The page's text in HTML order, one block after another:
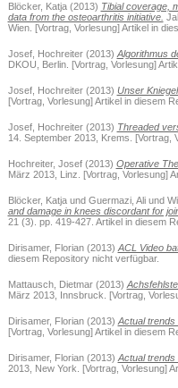
Blöcker, Katja(2013) Tibial coverage,
data from the osteoarthritis initiative.
Wien. [Vortrag, Vorlesung] Artikel in
Josef, Hochreiter(2013) Algorithmus
DKOU, Berlin. [Vortrag, Vorlesung]
Josef, Hochreiter(2013) Unser
[Vortrag, Vorlesung] Artikel in diesem
Josef, Hochreiter(2013) Threaded
14. September 2013, Krems. [Vortrag,
Hochreiter, Josef(2013) Operative
März 2013, Linz. [Vortrag, Vorlesung]
Blöcker, Katjaund Guermazi, Aliund
and damage in knees discordant for
21 (3). pp. 419-427. Artikel in diesem
Dirisamer, Florian(2013) ACL Video
diesem Repository nicht verfügbar.
Mattausch, Dietmar(2013)
März 2013, Innsbruck. [Vortrag,
Dirisamer, Florian(2013) Actual trends
[Vortrag, Vorlesung] Artikel in diesem
Dirisamer, Florian(2013) Actual trends
2013, New York. [Vortrag, Vorlesung]